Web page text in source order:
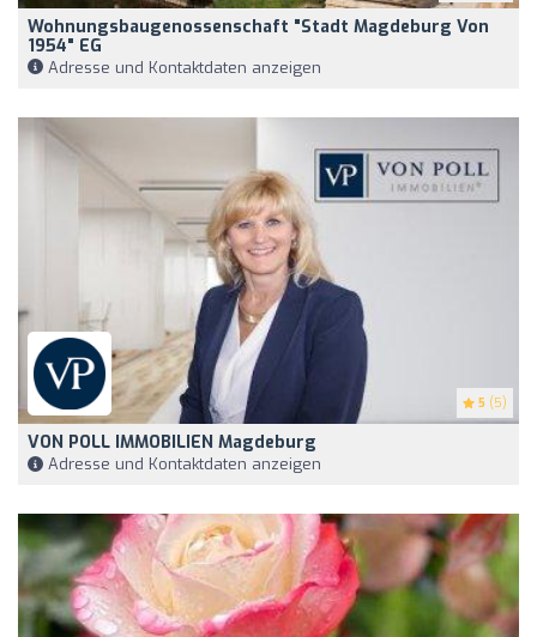
Wohnungsbaugenossenschaft "Stadt Magdeburg Von
1954" EG
Adresse und Kontaktdaten anzeigen
5 (5)
VON POLL IMMOBILIEN Magdeburg
Adresse und Kontaktdaten anzeigen